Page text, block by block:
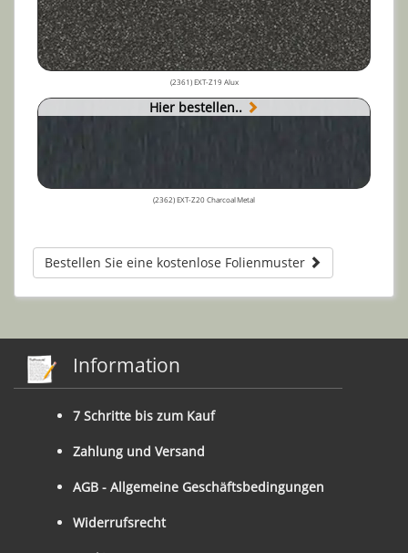
(2361) EXT-Z19 Alux
Hier bestellen..
(2362) EXT-Z20 Charcoal Metal
Bestellen Sie eine kostenlose Folienmuster
Information
7 Schritte bis zum Kauf
Zahlung und Versand
AGB - Allgemeine Geschäftsbedingungen
Widerrufsrecht